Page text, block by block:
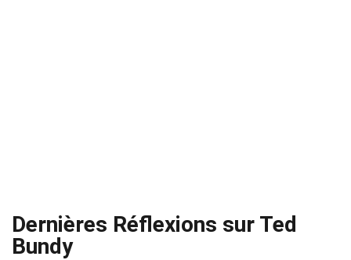
Dernières Réflexions sur Ted
Bundy